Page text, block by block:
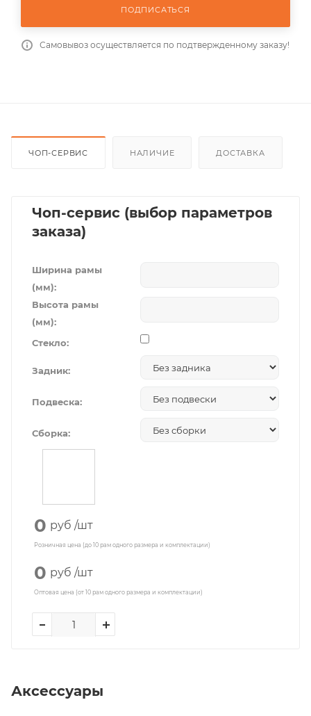
ПОДПИСАТЬСЯ
Самовывоз осуществляется по подтвержденному заказу!
ЧОП-СЕРВИС НАЛИЧИЕ ДОСТАВКА
Чоп-сервис (выбор параметров
заказа)
Ширина рамы
(мм):
Высота рамы
(мм):
Стекло:
Задник:
Подвеска:
Сборка:
0 руб /шт
Розничная цена (до 10 рам одного размера и комплектации)
0 руб /шт
Оптовая цена (от 10 рам одного размера и комплектации)
Аксессуары